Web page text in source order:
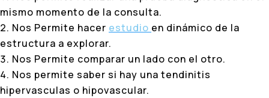
mismo momento de la consulta.
Nos Permite hacer estudio en dinámico de la
estructura a explorar.
Nos Permite comparar un lado con el otro.
Nos permite saber si hay una tendinitis
hipervasculas o hipovascular.